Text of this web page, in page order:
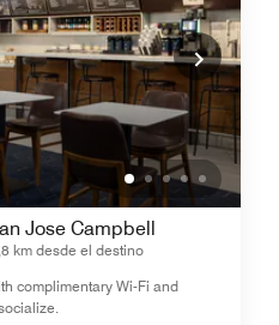
Jose Campbell
km desde el destino
complimentary Wi-Fi and